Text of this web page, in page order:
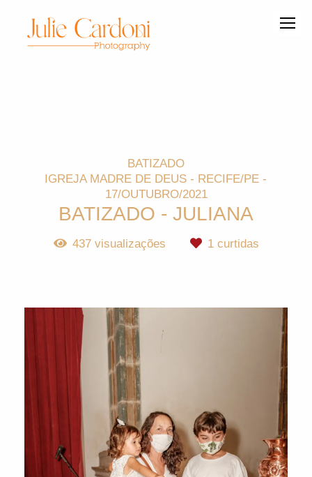
BATIZADO
IGREJA MADRE DE DEUS - RECIFE/PE
17/OUTUBRO/2021
BATIZADO - JULIANA
437visualizações 1curtidas